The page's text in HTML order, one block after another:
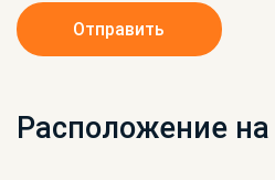
Расположение на
Отправить